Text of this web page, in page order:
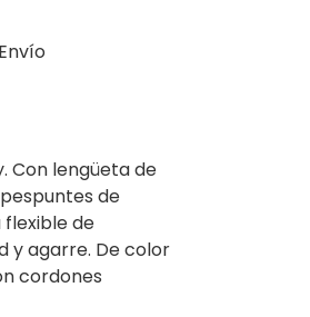
Con lengüeta de
de
de
y agarre. De color
cordones